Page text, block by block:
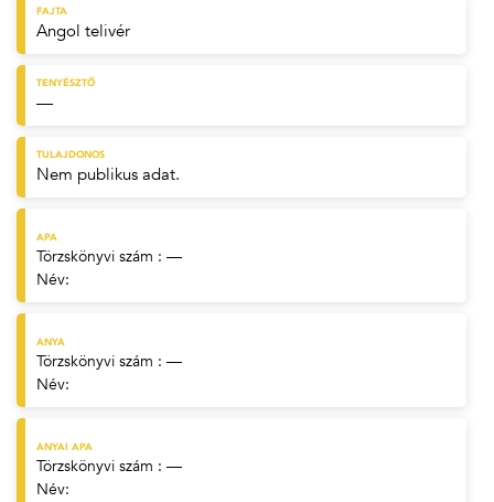
FAJTA
Angol telivér
TENYÉSZTŐ
—
TULAJDONOS
Nem publikus adat.
APA
Törzskönyvi szám : —
Név:
ANYA
Törzskönyvi szám : —
Név:
ANYAI APA
Törzskönyvi szám : —
Név: